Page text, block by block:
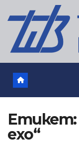
Етикет:
ехо“